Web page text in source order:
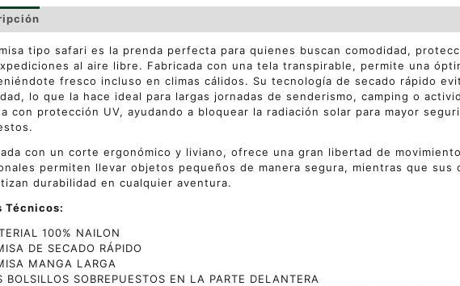
tipo safari es la prenda perfecta para quienes buscan comodidad,
al aire libre. Fabricada con una tela transpirable, permite una
fresco incluso en climas cálidos. Su tecnología de secado rápido
lo que la hace ideal para largas jornadas de senderismo, camping o
con protección UV, ayudando a bloquear la radiación solar para mayor
con un corte ergonómico y liviano, ofrece una gran libertad de
permiten llevar objetos pequeños de manera segura, mientras que sus
durabilidad en cualquier aventura.
Técnicos:
100% NAILON
DE SECADO RÁPIDO
MANGA LARGA
BOLSILLOS SOBREPUESTOS EN LA PARTE DELANTERA